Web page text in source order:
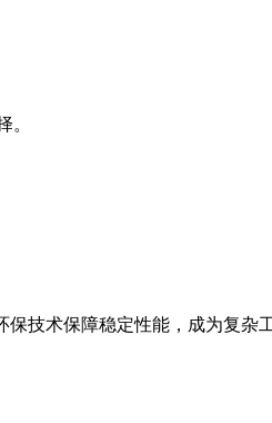
。
技术保障稳定性能，成为复杂